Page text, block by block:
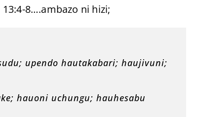
8….ambazo ni hizi;
upendo hautakabari; haujivuni;
hauoni uchungu; hauhesabu